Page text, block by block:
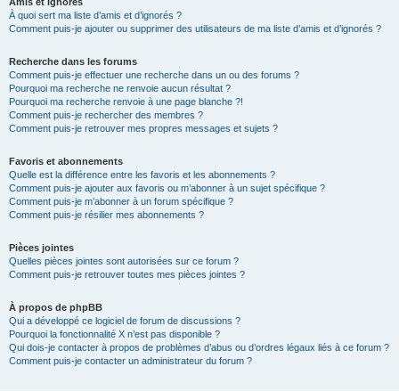
À quoi sert ma liste d’amis et d’ignorés ?
Comment puis-je ajouter ou supprimer des utilisateurs de ma liste d’amis et d’ignorés ?
Recherche dans les forums
Comment puis-je effectuer une recherche dans un ou des forums ?
Pourquoi ma recherche ne renvoie aucun résultat ?
Pourquoi ma recherche renvoie à une page blanche ?!
Comment puis-je rechercher des membres ?
Comment puis-je retrouver mes propres messages et sujets ?
Favoris et abonnements
Quelle est la différence entre les favoris et les abonnements ?
Comment puis-je ajouter aux favoris ou m’abonner à un sujet spécifique ?
Comment puis-je m’abonner à un forum spécifique ?
Comment puis-je résilier mes abonnements ?
Pièces jointes
Quelles pièces jointes sont autorisées sur ce forum ?
Comment puis-je retrouver toutes mes pièces jointes ?
À propos de phpBB
Qui a développé ce logiciel de forum de discussions ?
Pourquoi la fonctionnalité X n’est pas disponible ?
Qui dois-je contacter à propos de problèmes d’abus ou d’ordres légaux liés à ce forum ?
Comment puis-je contacter un administrateur du forum ?